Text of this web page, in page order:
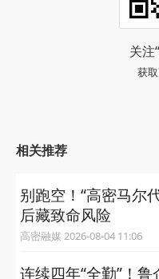
关注
获
相关推荐
别跑空！“高密马尔
后藏致命风险
高密融媒 2026-08-04 11:06
连续四年“全勤”！